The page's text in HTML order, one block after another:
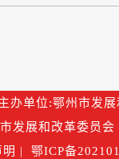
办单位:鄂州市发
发展和改革委员
| 鄂ICP备